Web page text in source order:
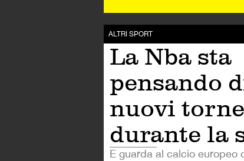
ALTRI SPORT
La Nba sta
pensando
nuovi
durante la
E guarda al calcio europeo